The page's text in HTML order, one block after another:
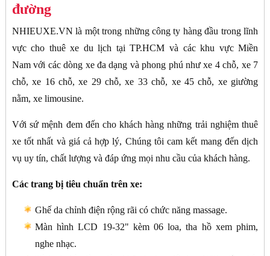
đường
NHIEUXE.VN là một trong những công ty hàng đầu trong lĩnh
vực cho thuê xe du lịch tại TP.HCM và các khu vực Miền
Nam với các dòng xe đa dạng và phong phú như xe 4 chỗ, xe 7
chỗ, xe 16 chỗ, xe 29 chỗ, xe 33 chỗ, xe 45 chỗ, xe giường
nằm, xe limousine.
Với sứ mệnh đem đến cho khách hàng những trải nghiệm thuê
xe tốt nhất và giá cả hợp lý, Chúng tôi cam kết mang đến dịch
vụ uy tín, chất lượng và đáp ứng mọi nhu cầu của khách hàng.
Các trang bị tiêu chuẩn trên xe:
Ghế da chỉnh điện rộng rãi có chức năng massage.
Màn hình LCD 19-32" kèm 06 loa, tha hồ xem phim,
nghe nhạc.